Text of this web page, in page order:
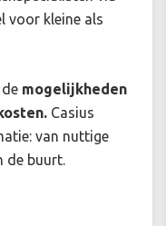
voor kleine als
mogelijkheden
Casius
van nuttige
de buurt.